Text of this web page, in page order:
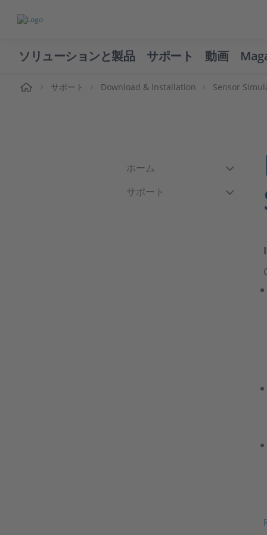
ソリューションと製品 サポート 動画
サポート Download & Installation Sensor
ホーム
サポート